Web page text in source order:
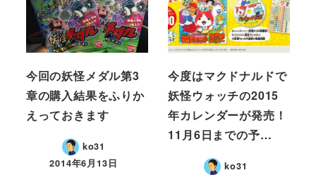
今回の妖怪メダル第3
章の購入結果をふりか
えっておきます
ko31
2014年6月13日
今度はマクドナルドで
妖怪ウォッチの2015
年カレンダーが発売！
11月6日までの予…
ko31